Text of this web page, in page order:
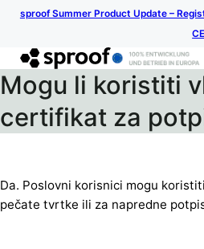
sproof Summer Product Update –
Mogu li koristiti
certifikat za
Da. Poslovni korisnici mogu
pečate tvrtke ili za napredne